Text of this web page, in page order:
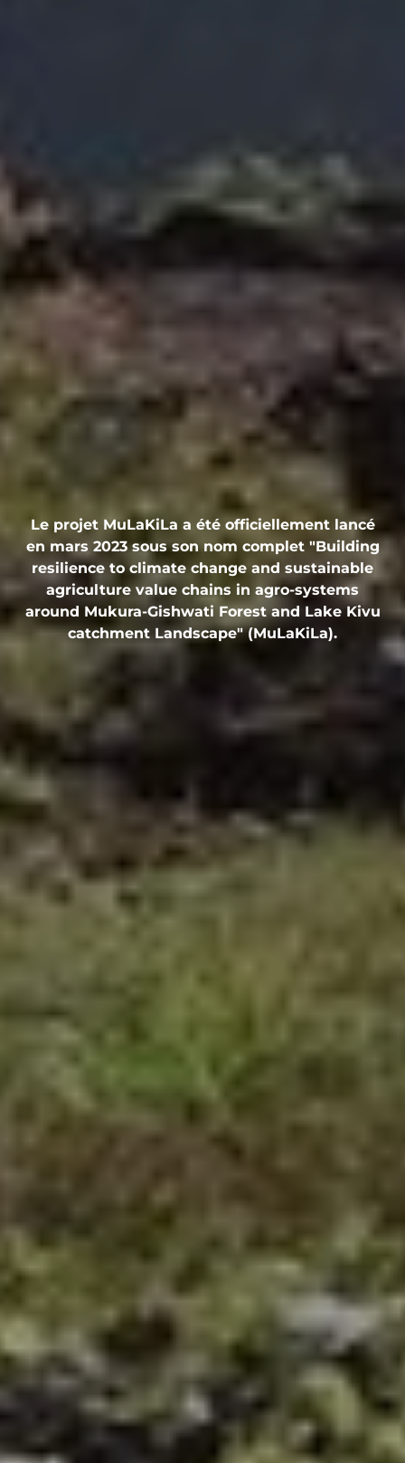
Le projet MuLaKiLa a été officiellement lancé
en mars 2023 sous son nom complet "Building
resilience to climate change and sustainable
agriculture value chains in agro-systems
around Mukura-Gishwati Forest and Lake Kivu
catchment Landscape" (MuLaKiLa).